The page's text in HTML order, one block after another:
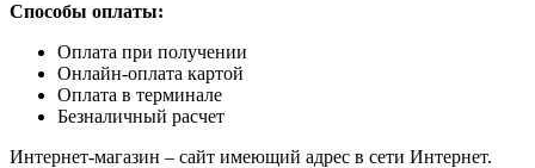
Способы оплаты:
Оплата при получении
Онлайн-оплата картой
Оплата в терминале
Безналичный расчет
Интернет-магазин – сайт имеющий адрес в сети Интернет.